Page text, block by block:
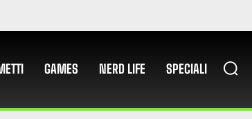
GAMES NERD LIFE SPECIALI